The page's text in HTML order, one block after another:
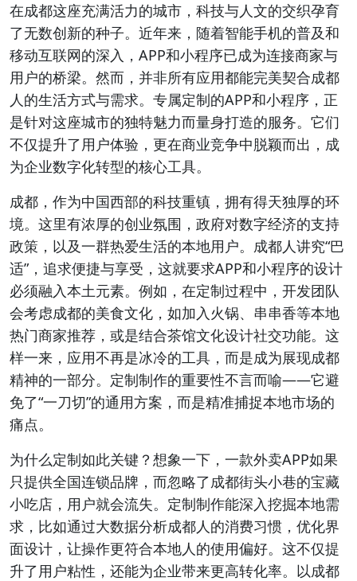
在成都这座充满活力的城市，科技与人文的交织孕育
了无数创新的种子。近年来，随着智能手机的普及和
移动互联网的深入，APP和小程序已成为连接商家与
用户的桥梁。然而，并非所有应用都能完美契合成都
人的生活方式与需求。专属定制的APP和小程序，正
是针对这座城市的独特魅力而量身打造的服务。它们
不仅提升了用户体验，更在商业竞争中脱颖而出，成
为企业数字化转型的核心工具。
成都，作为中国西部的科技重镇，拥有得天独厚的环
境。这里有浓厚的创业氛围，政府对数字经济的支持
政策，以及一群热爱生活的本地用户。成都人讲究“巴
适”，追求便捷与享受，这就要求APP和小程序的设计
必须融入本土元素。例如，在定制过程中，开发团队
会考虑成都的美食文化，如加入火锅、串串香等本地
热门商家推荐，或是结合茶馆文化设计社交功能。这
样一来，应用不再是冰冷的工具，而是成为展现成都
精神的一部分。定制制作的重要性不言而喻——它避
免了“一刀切”的通用方案，而是精准捕捉本地市场的
痛点。
为什么定制如此关键？想象一下，一款外卖APP如果
只提供全国连锁品牌，而忽略了成都街头小巷的宝藏
小吃店，用户就会流失。定制制作能深入挖掘本地需
求，比如通过大数据分析成都人的消费习惯，优化界
面设计，让操作更符合本地人的使用偏好。这不仅提
升了用户粘性，还能为企业带来更高转化率。以成都